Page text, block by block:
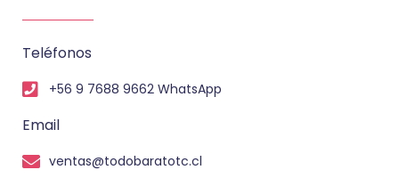
Teléfonos
+56 9 7688 9662 WhatsApp
Email
ventas@todobaratotc.cl